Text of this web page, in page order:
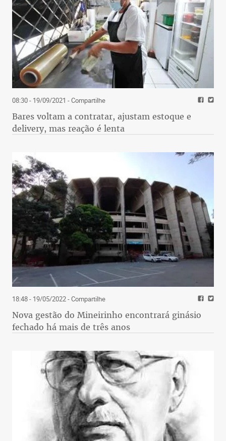
08:30 - 19/09/2021 - Compartilhe
Bares voltam a contratar, ajustam estoque e
delivery, mas reação é lenta
18:48 - 19/05/2022- Compartilhe
Nova gestão do Mineirinho encontrará ginásio
fechado há mais de três anos